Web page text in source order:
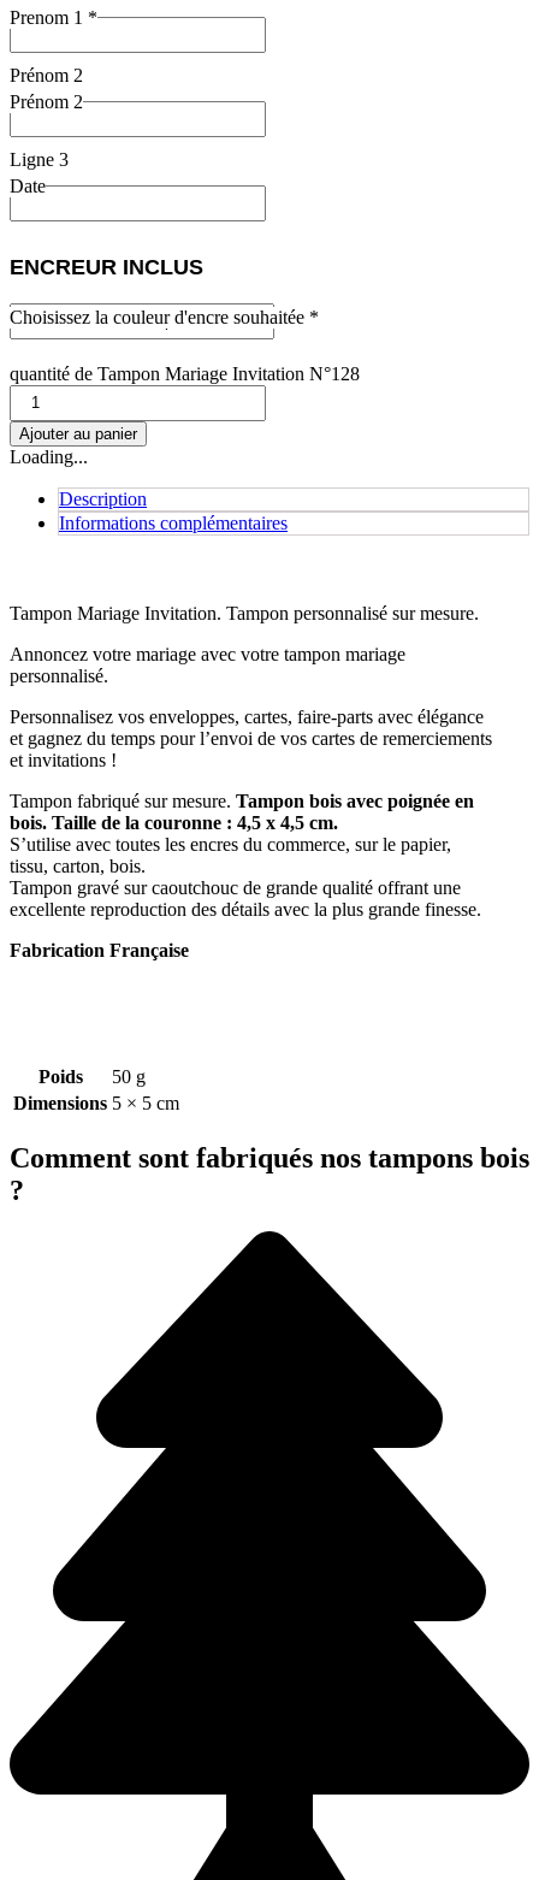
Prenom 1 *
Prénom 2
Prénom 2
Ligne 3
Date
ENCREUR INCLUS
Choisissez la couleur d'encre souhaitée *
quantité de Tampon Mariage Invitation N°128
Ajouter au panier
Loading...
Description
Informations complémentaires
Tampon Mariage Invitation. Tampon personnalisé sur mesure.
Annoncez votre mariage avec votre tampon mariage
personnalisé.
Personnalisez vos enveloppes, cartes, faire-parts avec élégance
et gagnez du temps pour l’envoi de vos cartes de remerciements
et invitations !
Tampon fabriqué sur mesure. Tampon bois avec poignée en
bois. Taille de la couronne : 4,5 x 4,5 cm.
S’utilise avec toutes les encres du commerce, sur le papier,
tissu, carton, bois.
Tampon gravé sur caoutchouc de grande qualité offrant une
excellente reproduction des détails avec la plus grande finesse.
Fabrication Française
Poids
50 g
Dimensions 5 × 5 cm
Comment sont fabriqués nos tampons bois
?